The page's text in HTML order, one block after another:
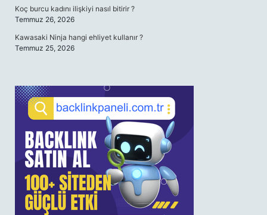
Koç burcu kadını ilişkiyi nasıl bitirir ?
Temmuz 26, 2026
Kawasaki Ninja hangi ehliyet kullanır ?
Temmuz 25, 2026